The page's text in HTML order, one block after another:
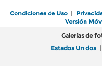
Condiciones de Uso |
Versión
Galerías de
Estados Unidos |